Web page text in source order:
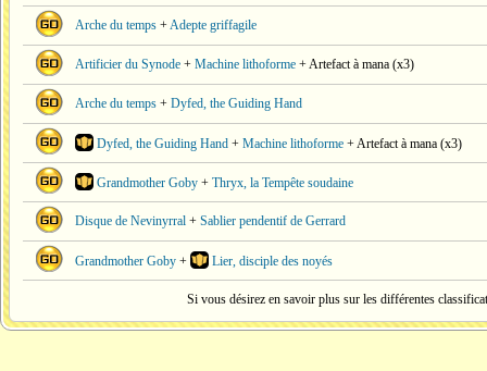
Arche du temps +Adepte griffagile
Artificier du Synode + Machine lithoforme + Artefact à mana (x3)
Arche du temps + Dyfed, the Guiding Hand
Dyfed, the Guiding Hand + Machine lithoforme + Artefact à mana (x3)
Grandmother Goby + Thryx, la Tempête soudaine
Disque de Nevinyrral + Sablier pendentif de Gerrard
Grandmother Goby + Lier, disciple des noyés
Si vous désirez en savoir plus sur les différentes